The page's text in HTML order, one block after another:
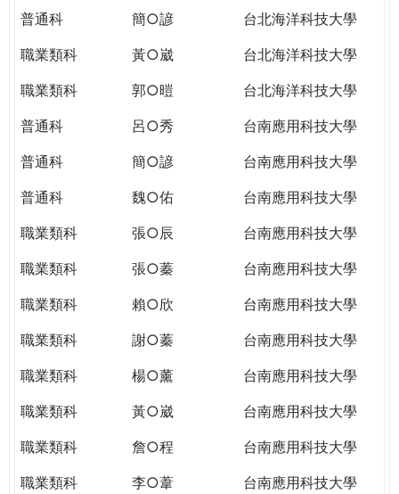
普通科
簡○諺
台北海洋科技大學
職業類科
黃○崴
台北海洋科技大學
職業類科
郭○暟
台北海洋科技大學
普通科
呂○秀
台南應用科技大學
普通科
簡○諺
台南應用科技大學
普通科
魏○佑
台南應用科技大學
職業類科
張○辰
台南應用科技大學
職業類科
張○蓁
台南應用科技大學
職業類科
賴○欣
台南應用科技大學
職業類科
謝○蓁
台南應用科技大學
職業類科
楊○薰
台南應用科技大學
職業類科
黃○崴
台南應用科技大學
職業類科
詹○程
台南應用科技大學
職業類科
李○葦
台南應用科技大學